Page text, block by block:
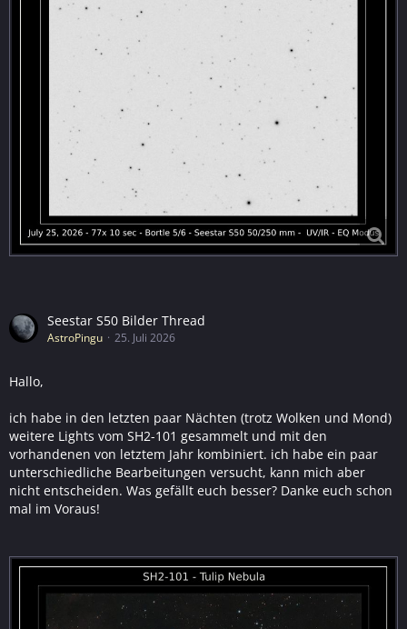
Seestar S50 Bilder Thread
AstroPingu 25. Juli 2026
Hallo,
ich habe in den letzten paar Nächten (trotz Wolken und Mond)
weitere Lights vom SH2-101 gesammelt und mit den
vorhandenen von letztem Jahr kombiniert. ich habe ein paar
unterschiedliche Bearbeitungen versucht, kann mich aber
nicht entscheiden. Was gefällt euch besser? Danke euch schon
mal im Voraus!